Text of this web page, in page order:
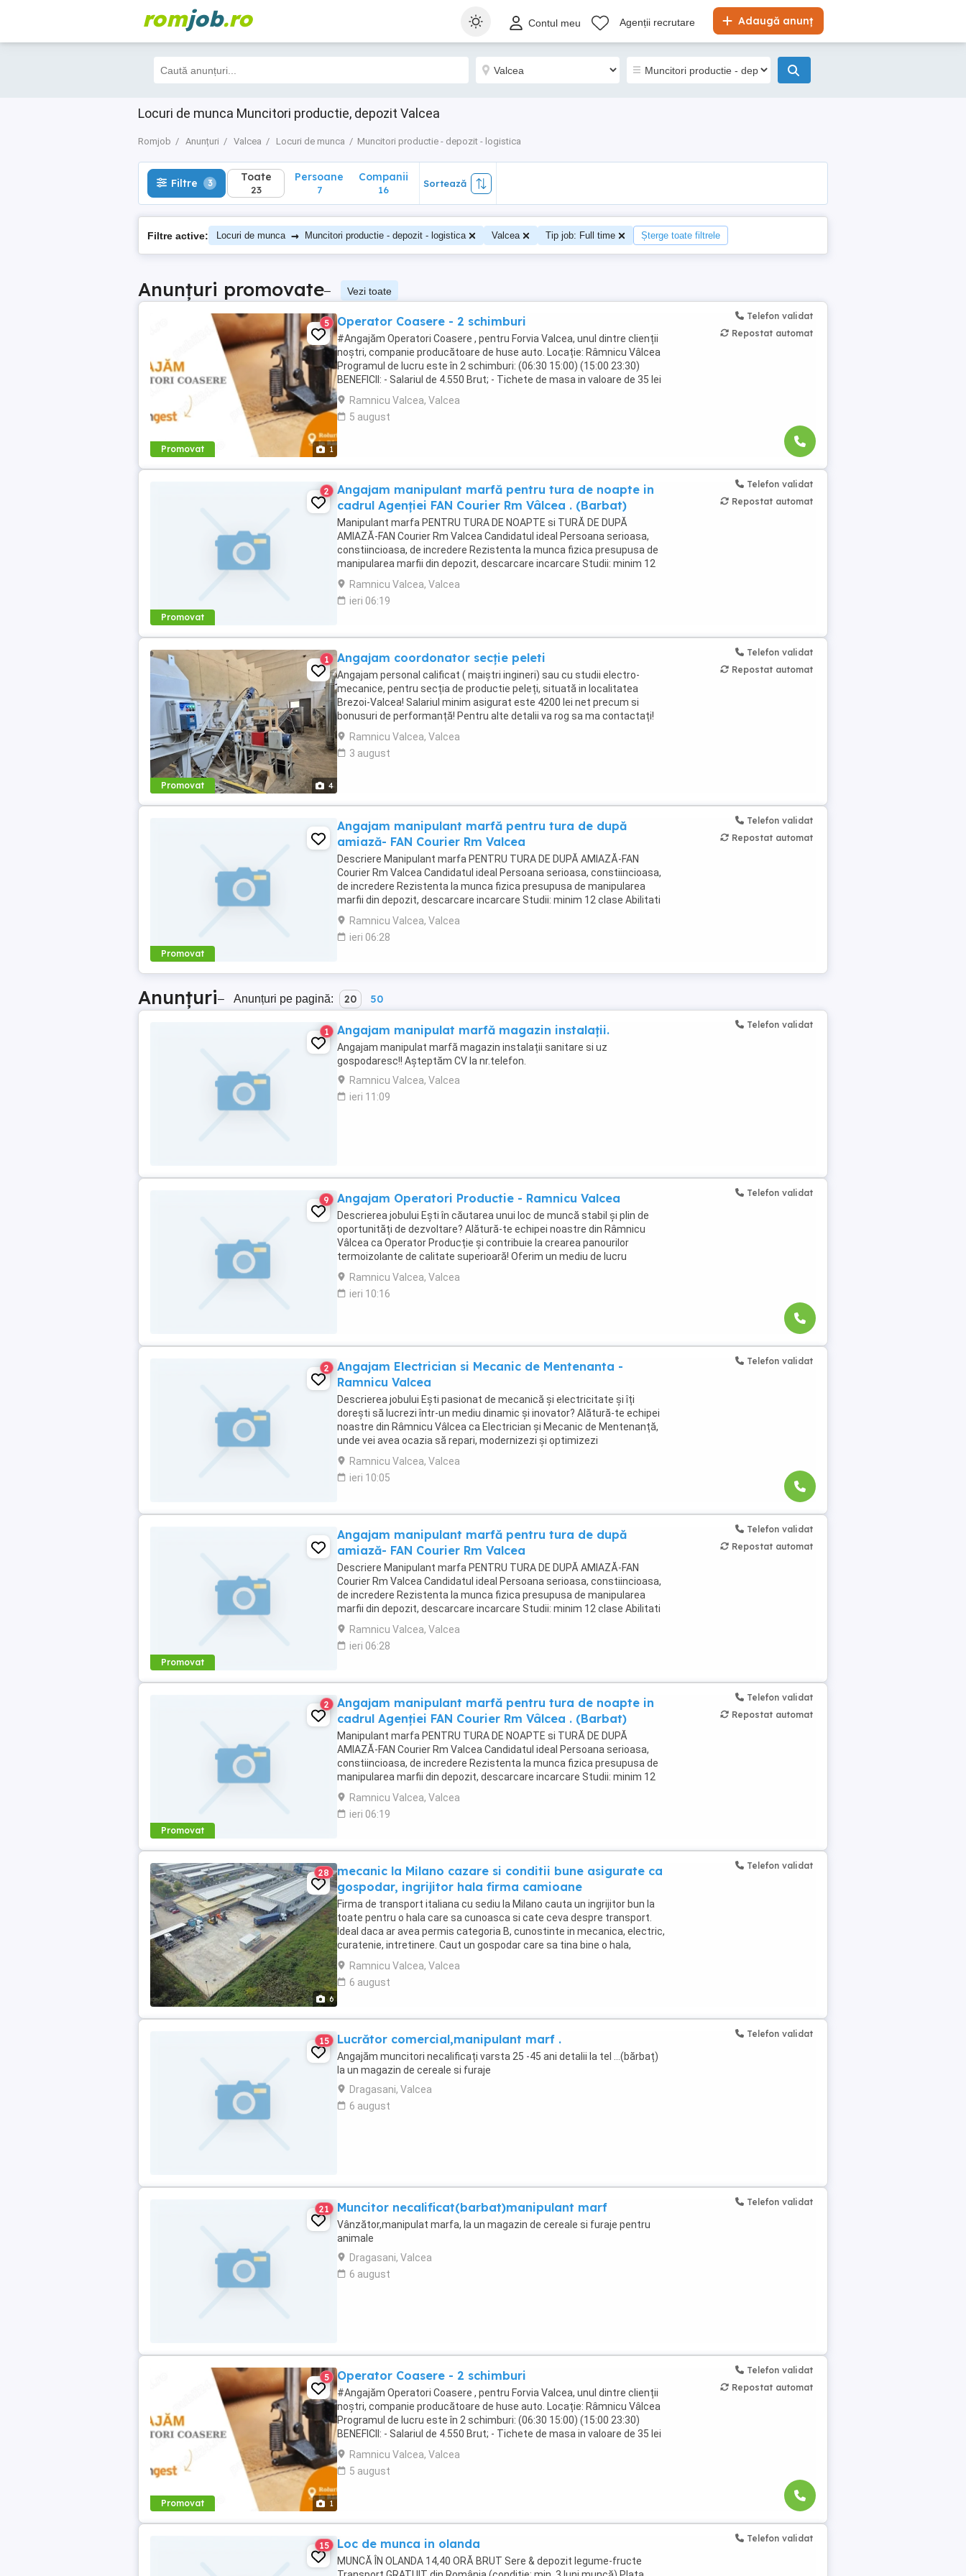
romjob.ro Adaugă anunț
Contul meu Agenții recrutare
Locuri de munca Muncitori productie, depozit Valcea
Romjob Anunțuri Valcea Locuri de munca Muncitori productie - depozit - logistica
Filtre 3 Toate
23
Filtre 3 Toate
23
Persoane
7
Companii
16
Sortează
Filtre active: Locuri de munca → Muncitori productie - depozit - logistica Valcea Tip job: Full time Șterge toate filtrele
Anunțuri promovate– Vezi toate
Promovat 1
5 Operator Coasere - 2 schimburi
#Angajăm Operatori Coasere , pentru Forvia Valcea, unul dintre clienții
noștri, companie producătoare de huse auto. Locație: Râmnicu Vâlcea
Programul de lucru este în 2 schimburi: (06:30 15:00) (15:00 23:30)
BENEFICII: - Salariul de 4.550 Brut; - Tichete de masa in valoare de 35 lei
zi ...
Ramnicu Valcea, Valcea
5 august
Telefon validat
Repostat automat
Promovat
2
Angajam manipulant marfă pentru tura de noapte in
cadrul Agenției FAN Courier Rm Vâlcea . (Barbat)
Manipulant marfa PENTRU TURA DE NOAPTE si TURĂ DE DUPĂ
AMIAZĂ-FAN Courier Rm Valcea Candidatul ideal Persoana serioasa,
constiincioasa, de incredere Rezistenta la munca fizica presupusa de
manipularea marfii din depozit, descarcare incarcare Studii: minim 12
clase Abilitati de comunicare orala si ...
Ramnicu Valcea, Valcea
ieri 06:19
Telefon validat
Repostat automat
Promovat 4
1 Angajam coordonator secție peleti
Angajam personal calificat ( maiștri ingineri) sau cu studii electro-
mecanice, pentru secția de productie peleți, situată in localitatea
Brezoi-Valcea! Salariul minim asigurat este 4200 lei net precum si
bonusuri de performanță! Pentru alte detalii va rog sa ma contactați!
Mihai-
Ramnicu Valcea, Valcea
3 august
Telefon validat
Repostat automat
Promovat
Angajam manipulant marfă pentru tura de după
amiază- FAN Courier Rm Valcea
Descriere Manipulant marfa PENTRU TURA DE DUPĂ AMIAZĂ-FAN
Courier Rm Valcea Candidatul ideal Persoana serioasa, constiincioasa,
de incredere Rezistenta la munca fizica presupusa de manipularea
marfii din depozit, descarcare incarcare Studii: minim 12 clase Abilitati
de comunicare orala si scrisa, ...
Ramnicu Valcea, Valcea
ieri 06:28
Telefon validat
Repostat automat
Anunțuri– Anunțuri pe pagină: 20 50
1 Angajam manipulat marfă magazin instalații.
Angajam manipulat marfă magazin instalații sanitare si uz
gospodaresc!! Așteptăm CV la nr.telefon.
Ramnicu Valcea, Valcea
ieri 11:09
Telefon validat
9 Angajam Operatori Productie - Ramnicu Valcea
Descrierea jobului Ești în căutarea unui loc de muncă stabil și plin de
oportunități de dezvoltare? Alătură-te echipei noastre din Râmnicu
Vâlcea ca Operator Producție și contribuie la crearea panourilor
termoizolante de calitate superioară! Oferim un mediu de lucru
dinamic, bonusuri atractive și șansa ...
Ramnicu Valcea, Valcea
ieri 10:16
Telefon validat
2
Angajam Electrician si Mecanic de Mentenanta -
Ramnicu Valcea
Descrierea jobului Ești pasionat de mecanică și electricitate și îți
dorești să lucrezi într-un mediu dinamic și inovator? Alătură-te echipei
noastre din Râmnicu Vâlcea ca Electrician și Mecanic de Mentenanță,
unde vei avea ocazia să repari, modernizezi și optimizezi
echipamentele de producție, contribuind ...
Ramnicu Valcea, Valcea
ieri 10:05
Telefon validat
Promovat
Angajam manipulant marfă pentru tura de după
amiază- FAN Courier Rm Valcea
Descriere Manipulant marfa PENTRU TURA DE DUPĂ AMIAZĂ-FAN
Courier Rm Valcea Candidatul ideal Persoana serioasa, constiincioasa,
de incredere Rezistenta la munca fizica presupusa de manipularea
marfii din depozit, descarcare incarcare Studii: minim 12 clase Abilitati
de comunicare orala si scrisa, ...
Ramnicu Valcea, Valcea
ieri 06:28
Telefon validat
Repostat automat
Promovat
2
Angajam manipulant marfă pentru tura de noapte in
cadrul Agenției FAN Courier Rm Vâlcea . (Barbat)
Manipulant marfa PENTRU TURA DE NOAPTE si TURĂ DE DUPĂ
AMIAZĂ-FAN Courier Rm Valcea Candidatul ideal Persoana serioasa,
constiincioasa, de incredere Rezistenta la munca fizica presupusa de
manipularea marfii din depozit, descarcare incarcare Studii: minim 12
clase Abilitati de comunicare orala si ...
Ramnicu Valcea, Valcea
ieri 06:19
Telefon validat
Repostat automat
6
28
mecanic la Milano cazare si conditii bune asigurate ca
gospodar, ingrijitor hala firma camioane
Firma de transport italiana cu sediu la Milano cauta un ingrijitor bun la
toate pentru o hala care sa cunoasca si cate ceva despre transport.
Ideal daca ar avea permis categoria B, cunostinte in mecanica, electric,
curatenie, intretinere. Caut un gospodar care sa tina bine o hala,
responsabil, fara vicii, ...
Ramnicu Valcea, Valcea
6 august
Telefon validat
15 Lucrător comercial,manipulant marf .
Angajăm muncitori necalificați varsta 25 -45 ani detalii la tel ...(bărbaț)
la un magazin de cereale si furaje
Dragasani, Valcea
6 august
Telefon validat
21 Muncitor necalificat(barbat)manipulant marf
Vânzător,manipulat marfa, la un magazin de cereale si furaje pentru
animale
Dragasani, Valcea
6 august
Telefon validat
Promovat 1
5 Operator Coasere - 2 schimburi
#Angajăm Operatori Coasere , pentru Forvia Valcea, unul dintre clienții
noștri, companie producătoare de huse auto. Locație: Râmnicu Vâlcea
Programul de lucru este în 2 schimburi: (06:30 15:00) (15:00 23:30)
BENEFICII: - Salariul de 4.550 Brut; - Tichete de masa in valoare de 35 lei
zi ...
Ramnicu Valcea, Valcea
5 august
Telefon validat
Repostat automat
15 Loc de munca in olanda
MUNCĂ ÎN OLANDA 14,40 ORĂ BRUT Sere & depozit legume-fructe
Telefon validat